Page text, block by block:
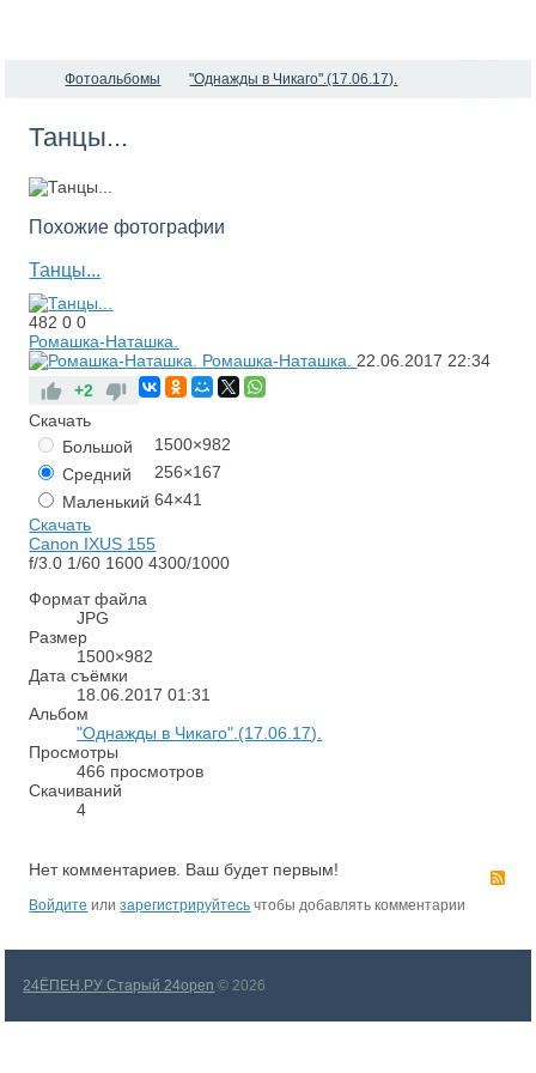
Фотоальбомы "Однажды в Чикаго".(17.06.17).
Танцы...
Похожие фотографии
Танцы...
48200
Ромашка-Наташка.
Ромашка-Наташка. 22.06.2017 22:34
+2
Скачать
Большой
1500×982
Средний
256×167
Маленький 64×41
Скачать
Canon IXUS 155
f/3.0 1/60 1600 4300/1000
Формат файла
JPG
Размер
1500×982
Дата съёмки
18.06.2017 01:31
Альбом
"Однажды в Чикаго".(17.06.17).
Просмотры
466 просмотров
Скачиваний
4
Нет комментариев. Ваш будет первым!
Войдите илизарегистрируйтесь чтобы добавлять комментарии
24ЁПЕН.РУ Старый 24open © 2026